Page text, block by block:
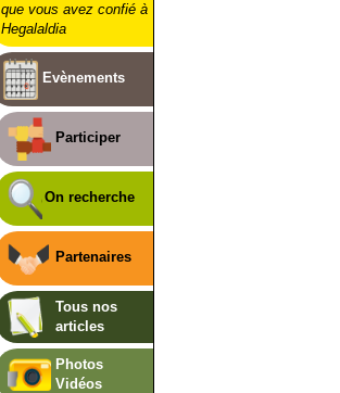
que vous avez confié à
Hegalaldia
Evènements
Participer
On recherche
Partenaires
Tous nos
articles
Photos
Vidéos